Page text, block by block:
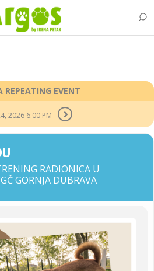
REPEATING EVENT
2026 6:00 PM
RADIONICA U
GORNJA DUBRAVA